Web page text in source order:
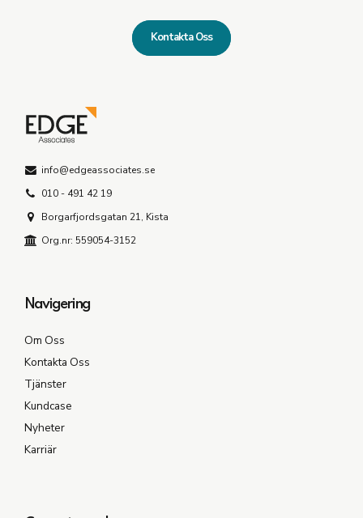
Kontakta Oss
info@edgeassociates.se
010 - 491 42 19
Borgarfjordsgatan 21, Kista
Org.nr: 559054-3152
Navigering
Om Oss
Kontakta Oss
Tjänster
Kundcase
Nyheter
Karriär